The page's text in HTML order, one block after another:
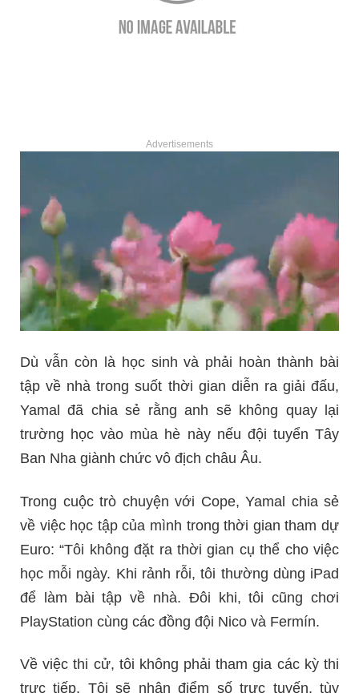
Advertisements
Dù vẫn còn là học sinh và phải hoàn thành bài
tập về nhà trong suốt thời gian diễn ra giải đấu,
Yamal đã chia sẻ rằng anh sẽ không quay lại
trường học vào mùa hè này nếu đội tuyển Tây
Ban Nha giành chức vô địch châu Âu.
Trong cuộc trò chuyện với Cope, Yamal chia sẻ
về việc học tập của mình trong thời gian tham dự
Euro: “Tôi không đặt ra thời gian cụ thể cho việc
học mỗi ngày. Khi rảnh rỗi, tôi thường dùng iPad
để làm bài tập về nhà. Đôi khi, tôi cũng chơi
PlayStation cùng các đồng đội Nico và Fermín.
Về việc thi cử, tôi không phải tham gia các kỳ thi
trực tiếp. Tôi sẽ nhận điểm số trực tuyến, tùy